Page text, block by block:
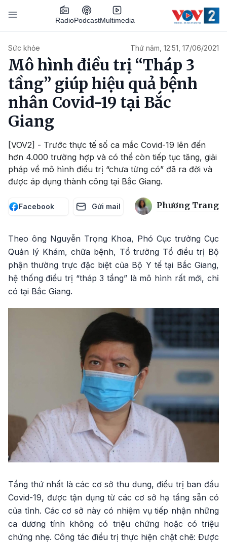
Nhảy đến nội dung
RadioPodcastMultimedia
Sức khỏe Thứ năm, 12:51, 17/06/2021
Mô hình điều trị “Tháp 3
tầng” giúp hiệu quả bệnh
nhân Covid-19 tại Bắc
Giang
[VOV2] - Trước thực tế số ca mắc Covid-19 lên đến
hơn 4.000 trường hợp và có thể còn tiếp tục tăng, giải
pháp về mô hình điều trị “chưa từng có” đã ra đời và
được áp dụng thành công tại Bắc Giang.
Facebook Gửi mail Phương Trang
Theo ông Nguyễn Trọng Khoa, Phó Cục trưởng Cục
Quản lý Khám, chữa bệnh, Tổ trưởng Tổ điều trị Bộ
phận thường trực đặc biệt của Bộ Y tế tại Bắc Giang,
hệ thống điều trị “tháp 3 tầng” là mô hình rất mới, chỉ
có tại Bắc Giang.
Tầng thứ nhất là các cơ sở thu dung, điều trị ban đầu
Covid-19, được tận dụng từ các cơ sở hạ tầng sẵn có
của tỉnh. Các cơ sở này có nhiệm vụ tiếp nhận những
ca dương tính không có triệu chứng hoặc có triệu
chứng nhẹ. Công tác điều trị thực hiện chặt chẽ: Được